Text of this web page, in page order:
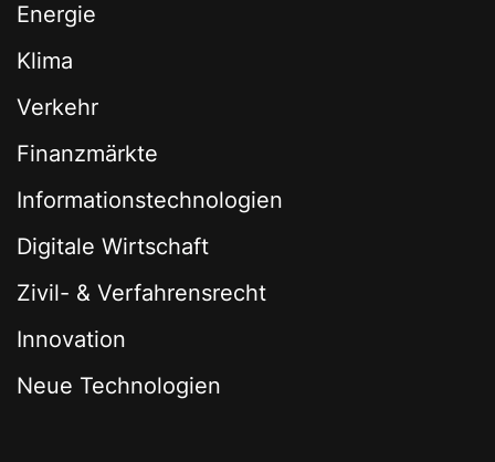
Energie
Klima
Verkehr
Finanzmärkte
Informationstechnologien
Digitale Wirtschaft
Zivil- & Verfahrensrecht
Innovation
Neue Technologien